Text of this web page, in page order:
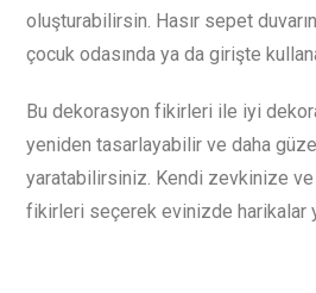
oluşturabilirsin. Hasır sepet
çocuk odasında ya da girişte
Bu dekorasyon fikirleri ile iyi
yeniden tasarlayabilir ve daha
yaratabilirsiniz. Kendi zevkinize
fikirleri seçerek evinizde harikalar